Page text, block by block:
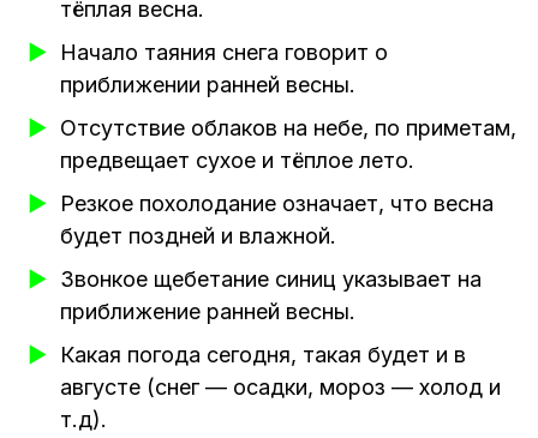
тёплая весна.
Начало таяния снега говорит о
приближении ранней весны.
Отсутствие облаков на небе, по приметам,
предвещает сухое и тёплое лето.
Резкое похолодание означает, что весна
будет поздней и влажной.
Звонкое щебетание синиц указывает на
приближение ранней весны.
Какая погода сегодня, такая будет и в
августе (снег — осадки, мороз — холод и
т.д).